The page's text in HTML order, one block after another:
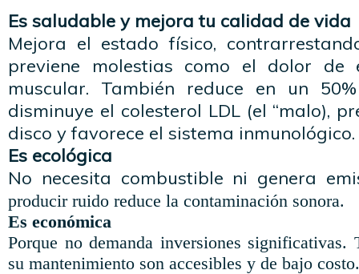
Es saludable y mejora tu calidad de vida
Mejora el estado físico,
previene molestias como el dolor
muscular. También reduce en un
disminuye el colesterol LDL (el “malo),
disco y favorece el sistema inmunológico.
Es ecológica
No necesita combustible ni genera
producir ruido reduce la contaminación sonora.
Es económica
Porque no demanda inversiones significativas.
su mantenimiento son accesibles y de bajo costo.